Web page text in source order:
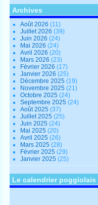
Archives
Août 2026 (11)
Juillet 2026 (39)
Juin 2026 (24)
Mai 2026 (24)
Avril 2026 (20)
Mars 2026 (23)
Février 2026 (17)
Janvier 2026 (25)
Décembre 2025 (19)
Novembre 2025 (21)
Octobre 2025 (24)
Septembre 2025 (24)
Août 2025 (37)
Juillet 2025 (25)
Juin 2025 (24)
Mai 2025 (20)
Avril 2025 (26)
Mars 2025 (28)
Février 2025 (29)
Janvier 2025 (25)
Le calendrier poggiolais